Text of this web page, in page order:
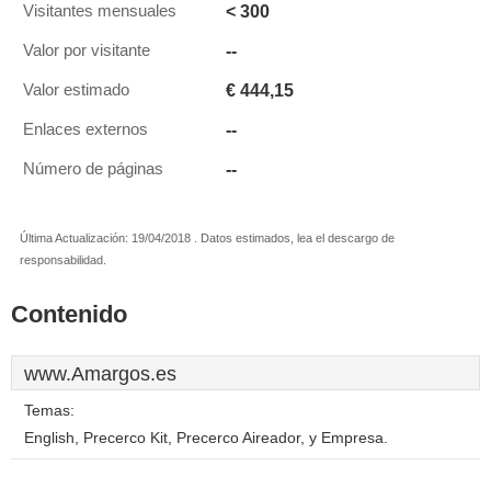
Visitantes mensuales < 300
Valor por visitante --
Valor estimado € 444,15
Enlaces externos --
Número de páginas --
Última Actualización: 19/04/2018 . Datos estimados, lea el descargo de
responsabilidad.
Contenido
www.Amargos.es
Temas:
English, Precerco Kit, Precerco Aireador, y Empresa.